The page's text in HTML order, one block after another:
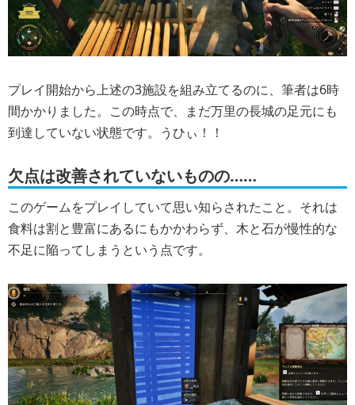
プレイ開始から上述の3施設を組み立てるのに、筆者は6時
間かかりました。この時点で、まだ万里の長城の足元にも
到達していない状態です。うひぃ！！
欠点は改善されていないものの……
このゲームをプレイしていて思い知らされたこと。それは
食料は割と豊富にあるにもかかわらず、木と石が慢性的な
不足に陥ってしまうという点です。